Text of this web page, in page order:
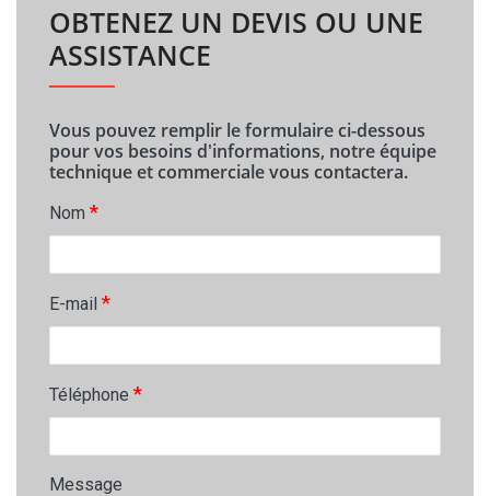
OBTENEZ UN DEVIS OU UNE
ASSISTANCE
Vous pouvez remplir le formulaire ci-dessous
pour vos besoins d'informations, notre équipe
technique et commerciale vous contactera.
Nom *
E-mail *
Téléphone *
Message